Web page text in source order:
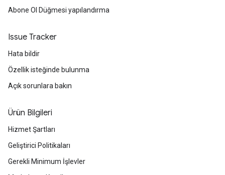
Abone Ol Düğmesi yapılandırma
Issue Tracker
Hata bildir
Özellik isteğinde bulunma
Açık sorunlara bakın
Ürün Bilgileri
Hizmet Şartları
Geliştirici Politikaları
Gerekli Minimum İşlevler